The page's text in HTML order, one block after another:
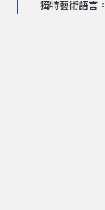
獨特藝術語言。